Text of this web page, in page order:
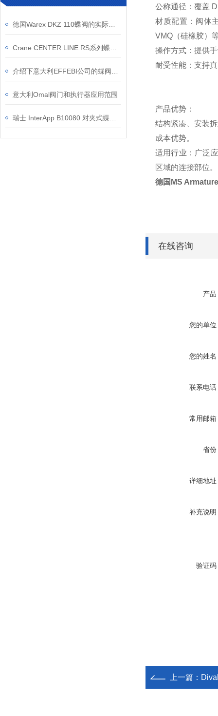
意大利Omal阀门和执行器应用范围
公称通径：覆盖
材质配置：阀体
VMQ（硅橡胶）
操作方式：提供
耐受性能：支持
产品优势：
结构紧凑、安装
成本优势。
适用行业：广泛
区域的连接部位。
德国MS
在线咨询
产品
您的单位
您的姓名
联系电话
常用邮箱
省份
详细地址
补充说明
验证码
上一篇：